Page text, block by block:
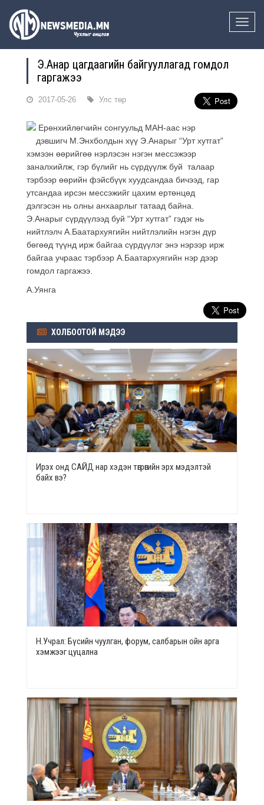
Toggle
Э.Анар цагдаагийн байгууллагад гомдол
гаргажээ
2017-05-26 Улс төр
Ерөнхийлөгчийн сонгуульд МАН-аас нэр
дэвшигч М.Энхболдын хүү Э.Анарыг “Урт хутгат”
хэмээн өөрийгөө нэрлэсэн нэгэн мессэжээр
заналхийлж, гэр бүлийг нь сүрдүүлж буй талаар
тэрбээр өөрийн фэйсбүүк хуудсандаа бичээд, гар
утсандаа ирсэн мессэжийг цахим ертөнцөд
дэлгэсэн нь олны анхаарлыг татаад байна.
Э.Анарыг сүрдүүлээд буй “Урт хутгат” гэдэг нь
нийтлэлч А.Баатархуягийн нийтлэлийн нэгэн дүр
бөгөөд түүнд ирж байгаа сүрдүүлэг энэ нэрээр ирж
байгаа учраас тэрбээр А.Баатархуягийн нэр дээр
гомдол гаргажээ.
А.Уянга
ХОЛБООТОЙ МЭДЭЭ
Ирэх онд САЙД нар хэдэн төгрөгийн эрх мэдэлтэй
байх вэ?
Н.Учрал: Бүсийн чуулган, форум, салбарын ойн арга
хэмжээг цуцална